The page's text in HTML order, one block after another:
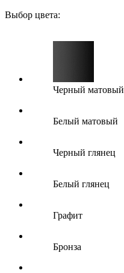
Выбор цвета:
Черный матовый
Белый матовый
Черный глянец
Белый глянец
Графит
Бронза